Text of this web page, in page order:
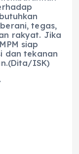
tegas,
rakyat. Jika
siap
dan tekanan
ISK)